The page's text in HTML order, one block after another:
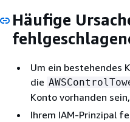
Häufige
Um ein bestehendes
die
Konto vorhanden
Ihrem IAM-Prinzipal